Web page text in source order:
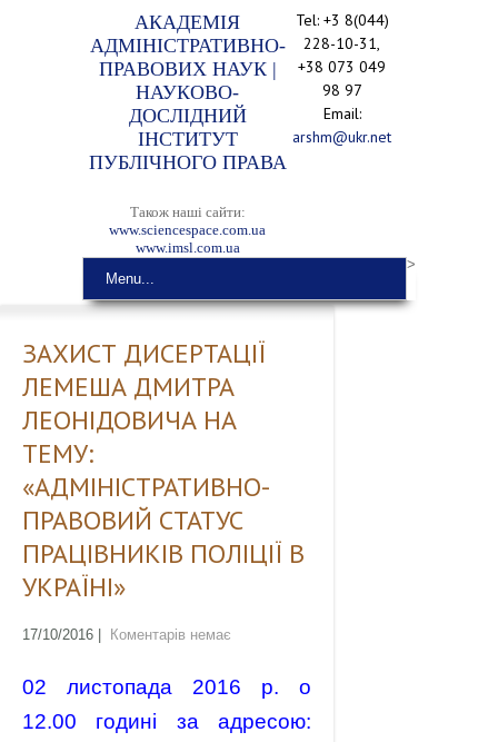
АКАДЕМІЯ
АДМІНІСТРАТИВНО-
ПРАВОВИХ НАУК |
НАУКОВО-
ДОСЛІДНИЙ
ІНСТИТУТ
ПУБЛІЧНОГО ПРАВА
Також наші сайти:
www.sciencespace.com.ua
www.imsl.com.ua
Tel: +3 8(044)
228-10-31,
+38 073 049
98 97
Email:
arshm@ukr.net
Menu...
>
ЗАХИСТ ДИСЕРТАЦІЇ
ЛЕМЕША ДМИТРА
ЛЕОНІДОВИЧА НА
ТЕМУ:
«АДМІНІСТРАТИВНО-
ПРАВОВИЙ СТАТУС
ПРАЦІВНИКІВ ПОЛІЦІЇ В
УКРАЇНІ»
17/10/2016 Коментарів немає
02 листопада 2016 р. о
12.00 годині за адресою: